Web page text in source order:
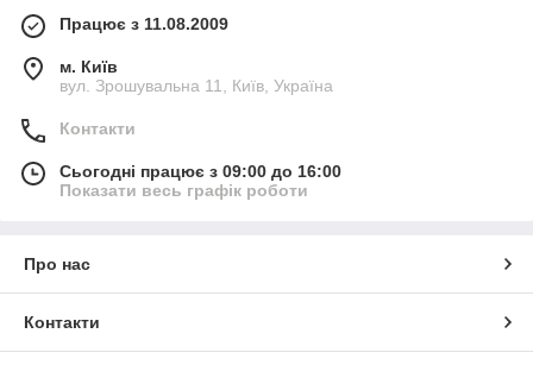
Працює з 11.08.2009
м. Київ
вул. Зрошувальна 11, Київ, Україна
Контакти
Сьогодні працює з 09:00 до 16:00
Показати весь графік роботи
Про нас
Контакти